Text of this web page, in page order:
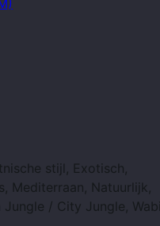
stijl, Exotisch,
Mediterraan, Natuurlijk,
/ City Jungle, Wabi-